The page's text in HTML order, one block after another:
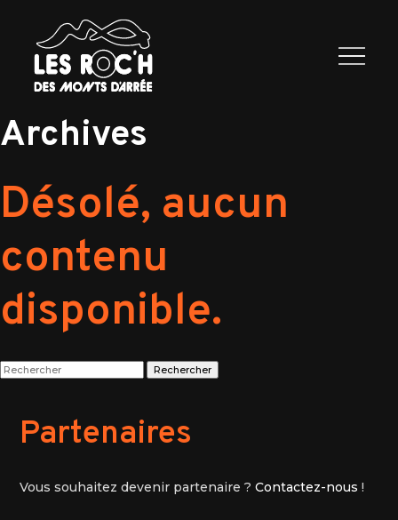
Programme
2026
Exposants
Infos
Contactez
nous
Archives
Désolé, aucun
contenu
disponible.
Rechercher
Partenaires
Vous souhaitez devenir partenaire ?Contactez-nous !